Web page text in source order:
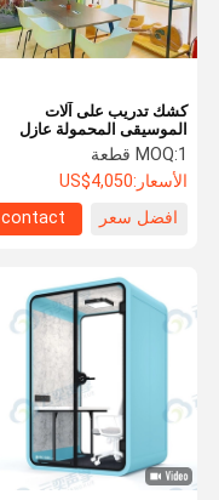
كشك تدريب على آلات
الموسيقى المحمولة عازل
للصوت
MOQ:1 قطعة
الأسعار:US$4,050
افضل سعر
contact